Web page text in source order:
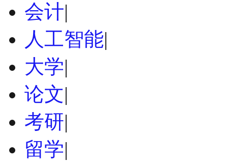
会计|
人工智能|
大学|
论文|
考研|
留学|